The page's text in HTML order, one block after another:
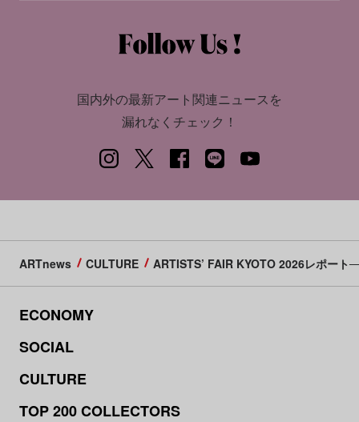
国内外の最新アート関連ニュースを
漏れなくチェック！
ARTnews CULTURE ARTISTS’ FAIR KYOTO 2026レポート
ECONOMY
SOCIAL
CULTURE
TOP 200 COLLECTORS